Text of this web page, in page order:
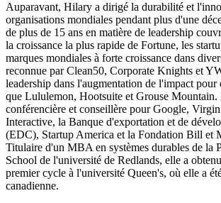
Auparavant, Hilary a dirigé la durabilité et
organisations mondiales pendant plus d'une
de plus de 15 ans en matière de leadership
la croissance la plus rapide de Fortune, les
marques mondiales à forte croissance dans
reconnue par Clean50, Corporate Knights et
leadership dans l'augmentation de l'impact pour
que Lululemon, Hootsuite et Grouse Mountain.
conférencière et conseillère pour Google,
Interactive, la Banque d'exportation et de
(EDC), Startup America et la Fondation Bill et
Titulaire d'un MBA en systèmes durables de la
School de l'université de Redlands, elle a
premier cycle à l'université Queen's, où elle a
canadienne.